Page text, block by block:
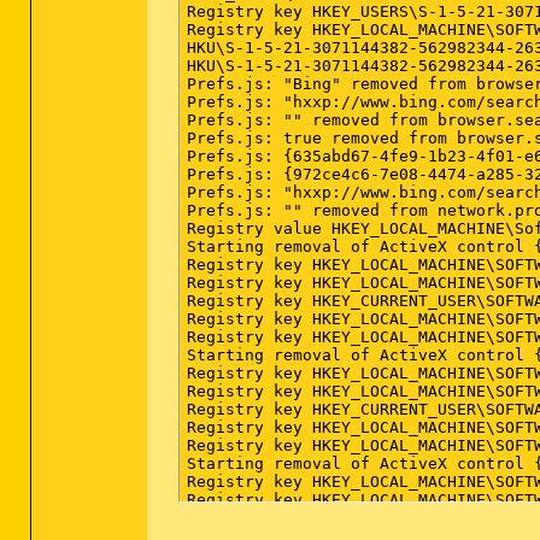
Registry key HKEY_USERS\S-1-5-21-
Registry key
HKU\S-1-5-21-3071144382-
HKU\S-1-5-21-3071144382-
Prefs.js: "Bing" removed from
Prefs.js: "hxxp://www.bing.com/
Prefs.js: "" removed from
Prefs.js: true removed from
Prefs.js: {635abd67-4fe9-1b23-4f01-
Prefs.js: {972ce4c6-7e08-4474-a285-
Prefs.js: "hxxp://www.bing.com/
Prefs.js: "" removed from
Registry value
Starting removal of ActiveX control
Registry key
Registry key
Registry key
Registry key
Registry key
Starting removal of ActiveX control
Registry key
Registry key
Registry key
Registry key
Registry key
Starting removal of ActiveX control
Registry key
Registry key